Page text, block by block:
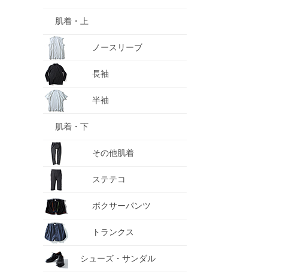
肌着・上
ノースリーブ
長袖
半袖
肌着・下
その他肌着
ステテコ
ボクサーパンツ
トランクス
シューズ・サンダル